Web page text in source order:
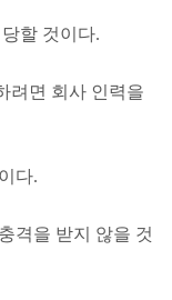
할 것이다.
려면 회사 인력을
다.
격을 받지 않을 것